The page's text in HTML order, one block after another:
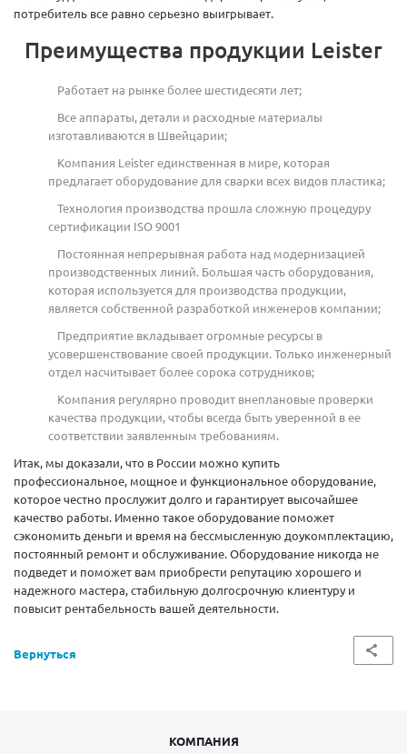
потребитель все равно серьезно выигрывает.
Преимущества продукции Leister
Работает на рынке более шестидесяти лет;
Все аппараты, детали и расходные материалы
изготавливаются в Швейцарии;
Компания Leister единственная в мире, которая
предлагает оборудование для сварки всех видов пластика;
Технология производства прошла сложную процедуру
сертификации ISO 9001
Постоянная непрерывная работа над модернизацией
производственных линий. Большая часть оборудования,
которая используется для производства продукции,
является собственной разработкой инженеров компании;
Предприятие вкладывает огромные ресурсы в
усовершенствование своей продукции. Только инженерный
отдел насчитывает более сорока сотрудников;
Компания регулярно проводит внеплановые проверки
качества продукции, чтобы всегда быть уверенной в ее
соответствии заявленным требованиям.
Итак, мы доказали, что в России можно купить
профессиональное, мощное и функциональное оборудование,
которое честно прослужит долго и гарантирует высочайшее
качество работы. Именно такое оборудование поможет
сэкономить деньги и время на бессмысленную доукомплектацию,
постоянный ремонт и обслуживание. Оборудование никогда не
подведет и поможет вам приобрести репутацию хорошего и
надежного мастера, стабильную долгосрочную клиентуру и
повысит рентабельность вашей деятельности.
Вернуться
КОМПАНИЯ